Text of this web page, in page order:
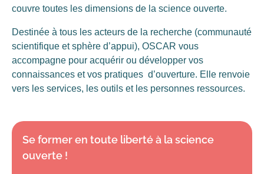
couvre toutes les dimensions de la science ouverte.
Destinée à tous les acteurs de la recherche (communauté
scientifique et sphère d’appui), OSCAR vous
accompagne pour acquérir ou développer vos
connaissances et vos pratiques d’ouverture. Elle renvoie
vers les services, les outils et les personnes ressources.
Se former en toute liberté à la science
ouverte !